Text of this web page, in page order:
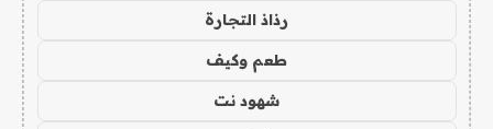
رذاذ التجارة
طعم وكيف
شهود نت